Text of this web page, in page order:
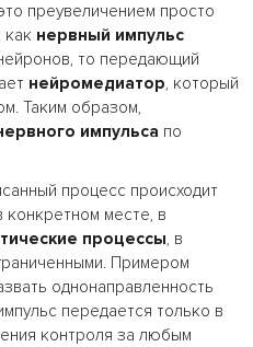
преувеличением просто
как нервный импульс
то передающий
нейромедиатор, который
Таким образом,
импульса по
процесс происходит
конкретном месте, в
процессы, в
Примером
однонаправленность
передается только в
контроля за любым